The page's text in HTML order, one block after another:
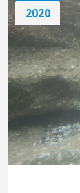
2020